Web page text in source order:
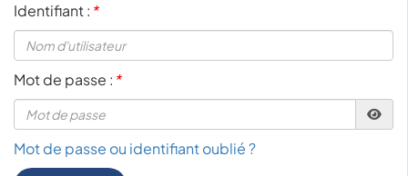
Identifiant : *
Mot de passe : *
Mot de passe ou identifiant oublié ?